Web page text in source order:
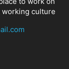
working culture